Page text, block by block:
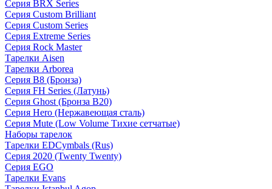
Серия BRX Series
Серия Custom Brilliant
Серия Custom Series
Серия Extreme Series
Серия Rock Master
Тарелки Aisen
Тарелки Arborea
Серия B8 (Бронза)
Серия FH Series (Латунь)
Серия Ghost (Бронза B20)
Серия Hero (Нержавеющая сталь)
Серия Mute (Low Volume Тихие сетчатые)
Наборы тарелок
Тарелки EDCymbals (Rus)
Серия 2020 (Twenty Twenty)
Серия EGO
Тарелки Evans